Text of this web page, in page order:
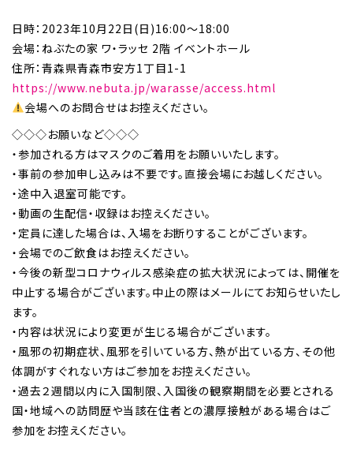
日時：2023年10月22日(日)16:00～18:00
会場：ねぶたの家 ワ・ラッセ 2階 イベントホール
住所：青森県青森市安方1丁目1-1
https://www.nebuta.jp/warasse/access.html
会場へのお問合せはお控えください。
◇◇◇お願いなど◇◇◇
・参加される方はマスクのご着用をお願いいたします。
・事前の参加申し込みは不要です。直接会場にお越しください。
・途中入退室可能です。
・動画の生配信・収録はお控えください。
・定員に達した場合は、入場をお断りすることがございます。
・会場でのご飲食はお控えください。
・今後の新型コロナウィルス感染症の拡大状況によっては、開催を
中止する場合がございます。中止の際はメールにてお知らせいたし
ます。
・内容は状況により変更が生じる場合がございます。
・風邪の初期症状、風邪を引いている方、熱が出ている方、その他
体調がすぐれない方はご参加をお控えください。
・過去２週間以内に入国制限、入国後の観察期間を必要とされる
国・地域への訪問歴や当該在住者との濃厚接触がある場合はご
参加をお控えください。